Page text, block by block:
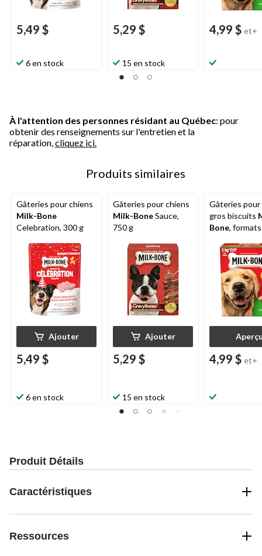
5,49 $
6 en stock
5,29 $
15 en stock
4,99 $ et+
À l'attention des personnes résidant au Québec: pour
obtenir des renseignements sur l'entretien et la
réparation, cliquez ici.
Produits similaires
Gâteries pour chiens
Milk-Bone
Celebration, 300 g
Ajouter
5,49 $
6 en stock
Gâteries pour chiens
Milk-BoneSauce,
750 g
Ajouter
5,29 $
15 en stock
Gâteries pour
gros biscuits
Bone,
4,99 $ et+
Produit Détails
Caractéristiques
Ressources